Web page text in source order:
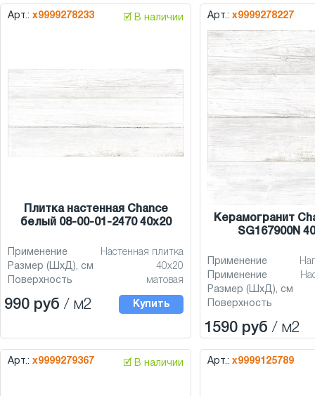
Арт.: х9999278233 🗹 В наличии
Плитка настенная Chance
белый 08-00-01-2470 40x20
Применение
Настенная плитка
Размер (ШхД), см
40x20
Поверхность
матовая
990 руб / м2 Купить
Арт.: х9999278227
Керамогранит
SG167900N
Применение
Применение
Размер (ШхД), см
Поверхность
1590 руб / м2
Арт.: х9999279367 🗹 В наличии Арт.: х9999125789